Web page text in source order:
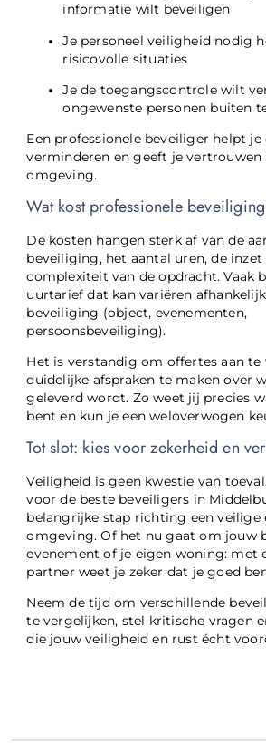
informatie wilt beveiligen
Je personeel veiligheid nodig
risicovolle situaties
Je de toegangscontrole wilt
ongewenste personen buiten
Een professionele beveiliger helpt je
verminderen en geeft je vertrouwen
omgeving.
Wat kost professionele
De kosten hangen sterk af van de
beveiliging, het aantal uren, de inzet
complexiteit van de opdracht. Vaak
uurtarief dat kan variëren
beveiliging (object, evenementen,
persoonsbeveiliging).
Het is verstandig om offertes aan te
duidelijke afspraken te maken over
geleverd wordt. Zo weet jij precies
bent en kun je een weloverwogen
Tot slot: kies voor zekerheid en
Veiligheid is geen kwestie van
voor de beste beveiligers in
belangrijke stap richting een veilige
omgeving. Of het nu gaat om jouw
evenement of je eigen woning: met
partner weet je zeker dat je goed
Neem de tijd om verschillende
te vergelijken, stel kritische vragen
die jouw veiligheid en rust écht